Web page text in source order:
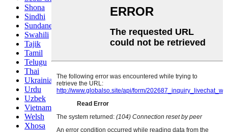
Shona
Sindhi
Sundanese
Swahili
Tajik
Tamil
Telugu
Thai
Ukrainian
Urdu
Uzbek
Vietnamese
Welsh
Xhosa